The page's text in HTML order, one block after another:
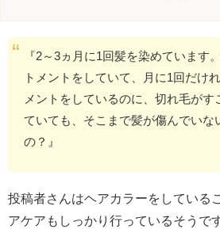
『2～3ヵ月に1回髪を染めています
トメントをしていて、月に1回だけ
メントをしているのに、切れ毛がす
ていても、そこまで髪が傷んでいな
の？』
投稿者さんはヘアカラーをしている
アケアもしっかり行っているそうで